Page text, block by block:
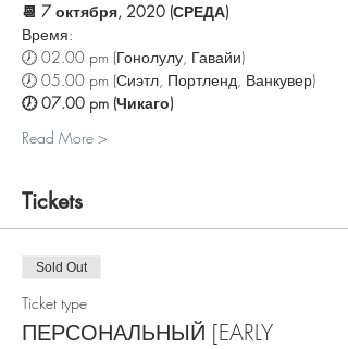
📆 7 октября, 2020 (СРЕДА)
Время:
🕖 02.00 pm (Гонолулу, Гавайи)
🕖 05.00 pm (Сиэтл, Портленд, Ванкувер)
🕖 07.00 pm (Чикаго)
Read More >
Tickets
Sold Out
Ticket type
ПЕРСОНАЛЬНЫЙ [EARLY